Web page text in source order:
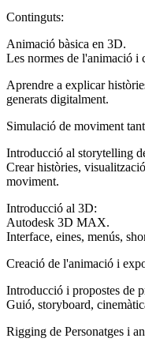
Continguts:
Animació bàsica en 3D.
Les normes de l'animació i
Aprendre a explicar
generats digitalment.
Simulació de moviment
Introducció al storytelling
Crear històries,
moviment.
Introducció al 3D:
Autodesk 3D MAX.
Interface, eines, menús,
Creació de l'animació i
Introducció i propostes de
Guió, storyboard,
Rigging de Personatges i